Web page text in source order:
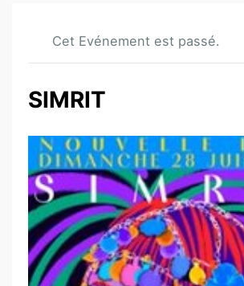
Cet Evénement est passé.
SIMRIT